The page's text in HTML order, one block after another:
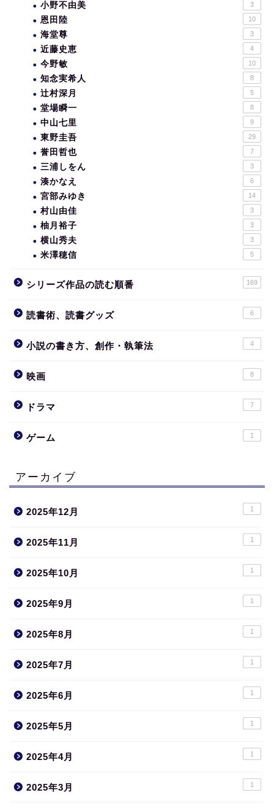
小野不由美 3
恩田陸 10
海堂尊 3
近藤史恵 4
今野敏 10
知念実希人 8
辻村深月 5
堂場瞬一 8
中山七里 9
東野圭吾 29
誉田哲也 7
三浦しをん 3
湊かなえ 6
宮部みゆき 14
村山由佳 3
柚月裕子 3
横山秀夫 3
米澤穂信 5
シリーズ作品の読む順番 169
読書術、読書グッズ 6
小説の書き方、創作・執筆法 4
映画 8
ドラマ 7
ゲーム 1
アーカイブ
2025年12月 1
2025年11月 1
2025年10月 1
2025年9月 1
2025年8月 1
2025年7月 1
2025年6月 1
2025年5月 1
2025年4月 1
2025年3月 1